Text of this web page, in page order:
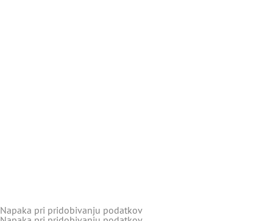
Napaka pri pridobivanju podatkov